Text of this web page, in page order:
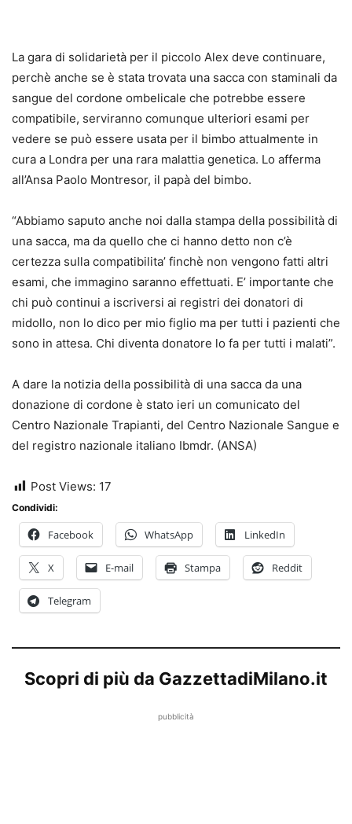
La gara di solidarietà per il piccolo Alex deve continuare,
perchè anche se è stata trovata una sacca con staminali da
sangue del cordone ombelicale che potrebbe essere
compatibile, serviranno comunque ulteriori esami per
vedere se può essere usata per il bimbo attualmente in
cura a Londra per una rara malattia genetica. Lo afferma
all’Ansa Paolo Montresor, il papà del bimbo.
“Abbiamo saputo anche noi dalla stampa della possibilità di
una sacca, ma da quello che ci hanno detto non c’è
certezza sulla compatibilita’ finchè non vengono fatti altri
esami, che immagino saranno effettuati. E’ importante che
chi può continui a iscriversi ai registri dei donatori di
midollo, non lo dico per mio figlio ma per tutti i pazienti che
sono in attesa. Chi diventa donatore lo fa per tutti i malati”.
A dare la notizia della possibilità di una sacca da una
donazione di cordone è stato ieri un comunicato del
Centro Nazionale Trapianti, del Centro Nazionale Sangue e
del registro nazionale italiano Ibmdr. (ANSA)
Post Views: 17
Condividi:
Facebook WhatsApp LinkedIn
X E-mail Stampa Reddit
Telegram
Scopri di più da GazzettadiMilano.it
pubblicità